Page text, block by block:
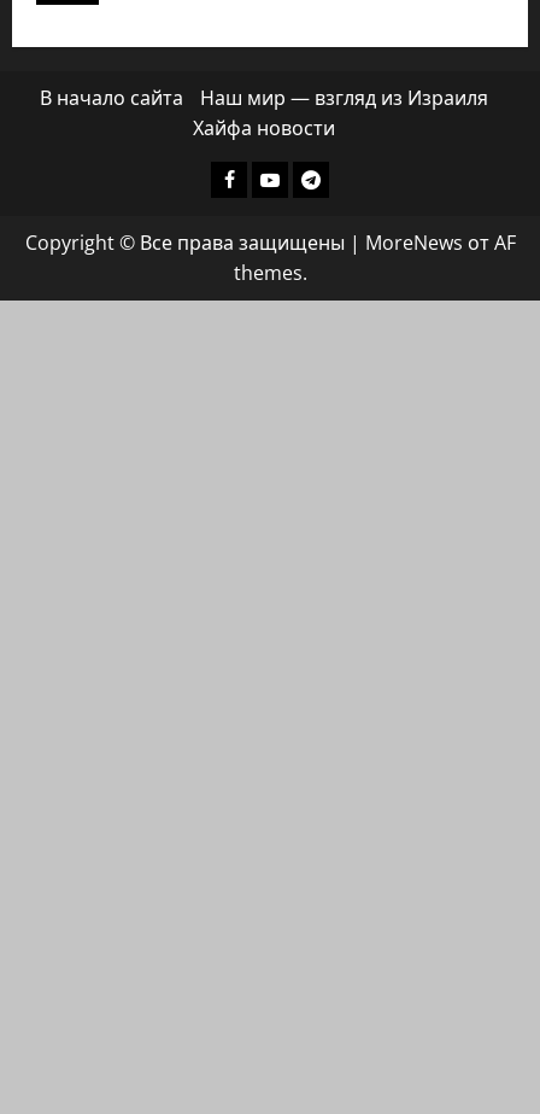
В начало сайта
Наш мир — взгляд из Израиля
Хайфа новости
Facebook
ХАЙФАИНФО
YoutubeТелеграмм
Copyright © Все права защищены | MoreNews от AF
themes.